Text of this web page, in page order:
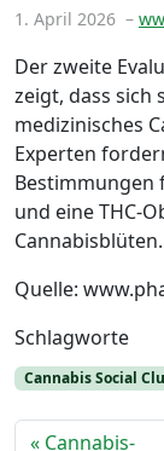
1. April 2026 –
Der zweite
zeigt, dass sich
medizinisches
Experten
Bestimmungen
und eine THC-
Cannabisblüten.
Quelle:
Schlagworte
Cannabis Social
Cannabis-